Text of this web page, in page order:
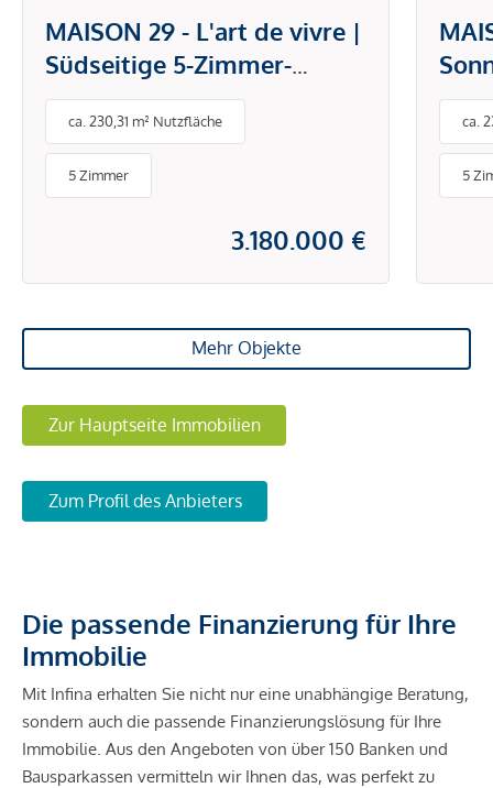
MAISON 29 - L'art de vivre |
Südseitige 5-Zimmer-
Maisonette mit
Dachterrasse und privatem
Liftausstieg! Blick über den
Prater!
ca. 230,31 m² Nutzfläche
5 Zimmer
3.180.000 €
den
ca.
5
Mehr Objekte
Zur Hauptseite Immobilien
Zum Profil des Anbieters
Die passende Finanzierung für Ihre
Immobilie
Mit Infina erhalten Sie nicht nur eine unabhängige Beratung,
sondern auch die passende Finanzierungslösung für Ihre
Immobilie. Aus den Angeboten von über 150 Banken und
Bausparkassen vermitteln wir Ihnen das, was perfekt zu